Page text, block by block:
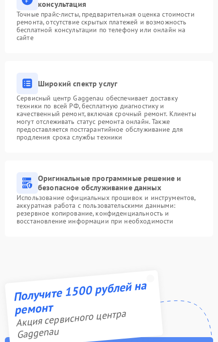
консультация
Точные прайс-листы, предварительная оценка стоимости
ремонта, отсутствие скрытых платежей и возможность
бесплатной консультации по телефону или онлайн на
сайте
Широкий спектр услуг
Сервисный центр Gaggenau обеспечивает доставку
техники по всей РФ, бесплатную диагностику и
качественный ремонт, включая срочный ремонт. Клиенты
могут отслеживать статус ремонта онлайн. Также
предоставляется постгарантийное обслуживание для
продления срока службы техники
Оригинальные программные решение и
безопасное обслуживание данных
Использование официальных прошивок и инструментов,
аккуратная работа с пользовательскими данными:
резервное копирование, конфиденциальность и
восстановление информации при необходимости
Получите 1500 рублей на
ремонт
Акция сервисного центра
Gaggenau